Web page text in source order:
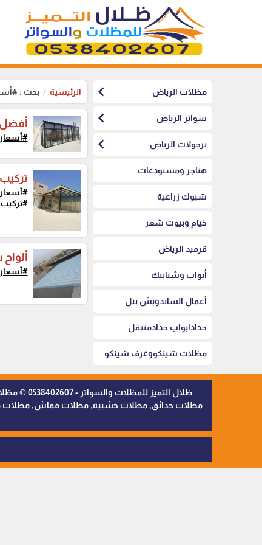
مظلات الرياض chevron_left
سواتر الرياض chevron_left
برجولات الرياض chevron_left
هناجر ومستودعات
شبوك زراعية
خيام وبيوت شعر
قرميد الرياض
أبواب وشبابيك
أعمال الساندويش بنل
حدادابواب حدادمتنقل
مظلات شينكووغرف شينكو
الرئيسية بحث :
ظلال
مظلات حدائق, مظلات خشبية, مظلات قماش, مظلات